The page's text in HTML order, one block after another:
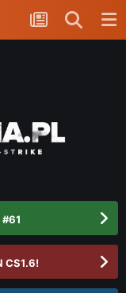
#61
CS1.6!